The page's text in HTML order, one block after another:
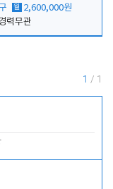
월 2,600,000원
력무관
1 / 1